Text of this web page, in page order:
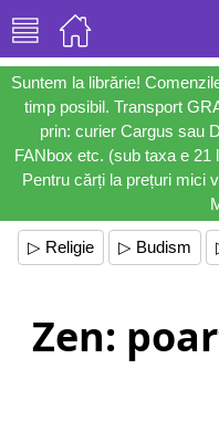
Suntem la librărie!
timp posibil. Transport
prin: curier Cargus sau
FANbox etc. (sub taxa e 21
Pentru cărți la prețuri mici
▷ Religie ▷ Budism
Zen: